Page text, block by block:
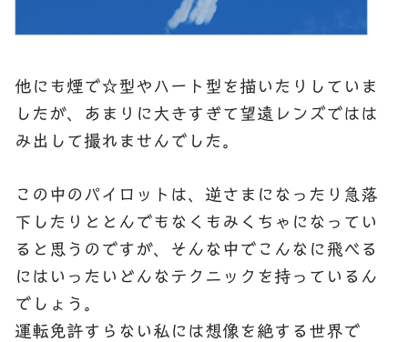
他にも煙で☆型やハート型を描いたりしていま
したが、あまりに大きすぎて望遠レンズではは
み出して撮れませんでした。
この中のパイロットは、逆さまになったり急落
下したりととんでもなくもみくちゃになってい
ると思うのですが、そんな中でこんなに飛べる
にはいったいどんなテクニックを持っているん
でしょう。
運転免許すらない私には想像を絶する世界で